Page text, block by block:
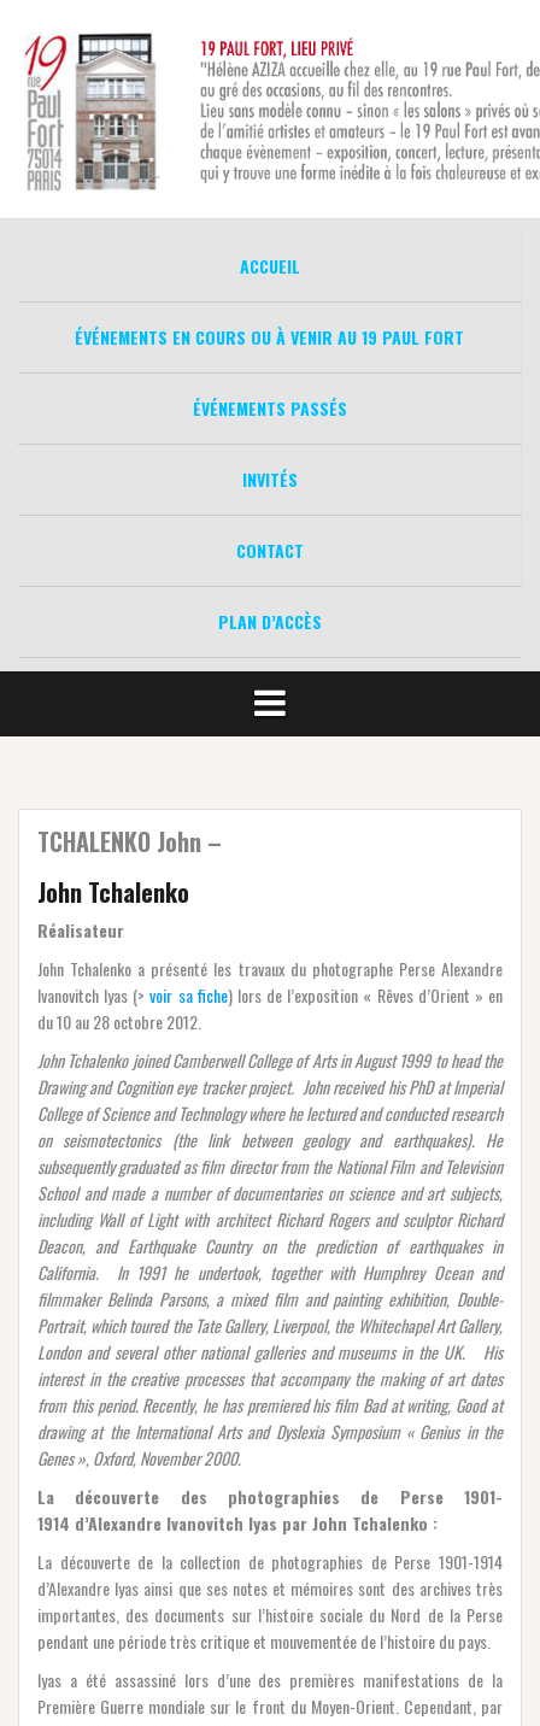
contenu
ACCUEIL
ÉVÉNEMENTS EN COURS OU À VENIR AU 19 PAUL FORT
ÉVÉNEMENTS PASSÉS
INVITÉS
CONTACT
PLAN D’ACCÈS
TCHALENKO John –
John Tchalenko
Réalisateur
John Tchalenko a présenté les travaux du photographe Perse Alexandre
Ivanovitch Iyas (>voir sa fiche) lors de l’exposition « Rêves d’Orient » en
du 10 au 28 octobre 2012.
John Tchalenko joined Camberwell College of Arts in August 1999 to head the
Drawing and Cognition eye tracker project. John received his PhD at Imperial
College of Science and Technology where he lectured and conducted research
on seismotectonics (the link between geology and earthquakes). He
subsequently graduated as film director from the National Film and Television
School and made a number of documentaries on science and art subjects,
including Wall of Light with architect Richard Rogers and sculptor Richard
Deacon, and Earthquake Country on the prediction of earthquakes in
California. In 1991 he undertook, together with Humphrey Ocean and
filmmaker Belinda Parsons, a mixed film and painting exhibition, Double-
Portrait, which toured the Tate Gallery, Liverpool, the Whitechapel Art Gallery,
London and several other national galleries and museums in the UK. His
interest in the creative processes that accompany the making of art dates
from this period. Recently, he has premiered his film Bad at writing, Good at
drawing at the International Arts and Dyslexia Symposium « Genius in the
Genes », Oxford, November 2000.
La découverte des photographies de Perse 1901-
1914 d’Alexandre Ivanovitch Iyas par John Tchalenko :
La découverte de la collection de photographies de Perse 1901-1914
d’Alexandre Iyas ainsi que ses notes et mémoires sont des archives très
importantes, des documents sur l’histoire sociale du Nord de la Perse
pendant une période très critique et mouvementée de l’histoire du pays.
Iyas a été assassiné lors d’une des premières manifestations de la
Première Guerre mondiale sur le front du Moyen-Orient. Cependant, par